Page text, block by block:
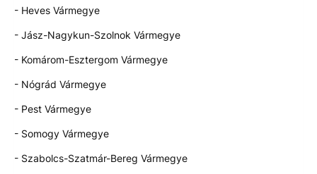
- Heves Vármegye
- Jász-Nagykun-Szolnok Vármegye
- Komárom-Esztergom Vármegye
- Nógrád Vármegye
- Pest Vármegye
- Somogy Vármegye
- Szabolcs-Szatmár-Bereg Vármegye